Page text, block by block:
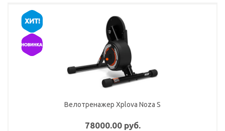
Велотренажер Xplova Noza S
78000.00 руб.